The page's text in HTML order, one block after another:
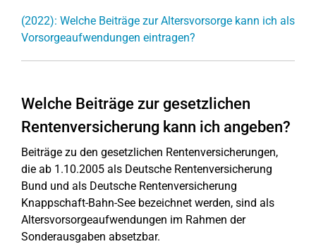
(2022): Welche Beiträge zur Altersvorsorge kann ich als
Vorsorgeaufwendungen eintragen?
Welche Beiträge zur gesetzlichen
Rentenversicherung kann ich angeben?
Beiträge zu den gesetzlichen Rentenversicherungen,
die ab 1.10.2005 als Deutsche Rentenversicherung
Bund und als Deutsche Rentenversicherung
Knappschaft-Bahn-See bezeichnet werden, sind als
Altersvorsorgeaufwendungen im Rahmen der
Sonderausgaben absetzbar.